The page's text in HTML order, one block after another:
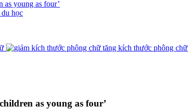
học
tăng kích thước phông chữ
as young as four’